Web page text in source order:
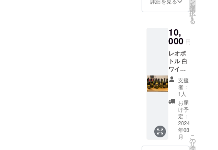
にぎり
×2袋
料及び
添加物
等の食
品表示
はお届
け商品
のラベ
ルに表
記され
ます。
商品開
封前に
は必ず
お届け
のリ
ターン
を
選
択
す
る
10,
000 円
レオボ
トル 白
ワイン
免許を
有する
協力事
業者か
ら酒類
を購入
できる
権利 元
フット
サル日
支援
者：
1人
お届
け予
定：
2024
年03
月
こ
の
リ